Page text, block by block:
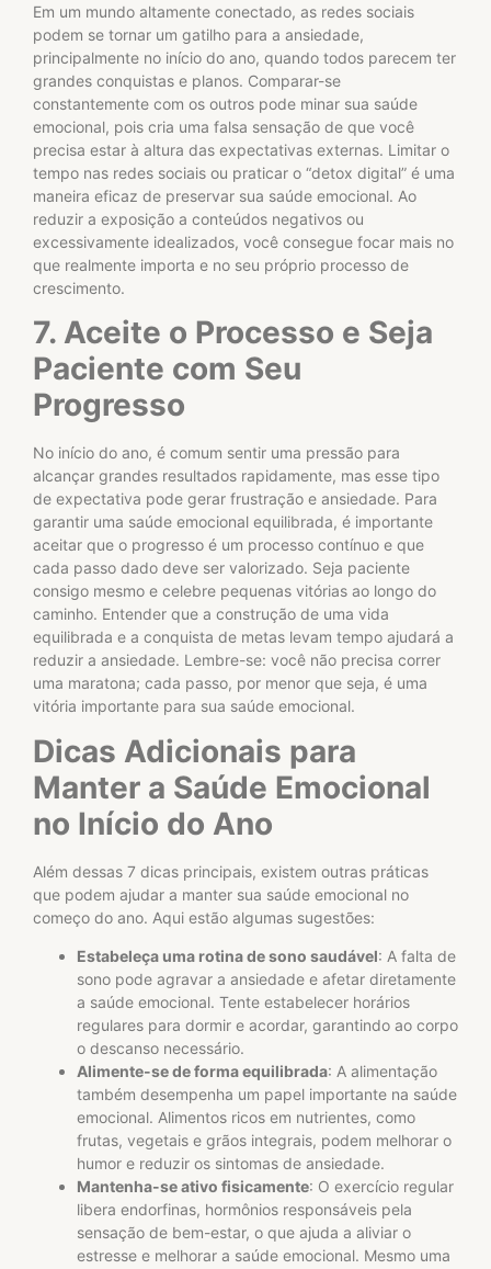
Em um mundo altamente conectado, as redes sociais
podem se tornar um gatilho para a ansiedade,
principalmente no início do ano, quando todos parecem ter
grandes conquistas e planos. Comparar-se
constantemente com os outros pode minar sua saúde
emocional, pois cria uma falsa sensação de que você
precisa estar à altura das expectativas externas. Limitar o
tempo nas redes sociais ou praticar o “detox digital” é uma
maneira eficaz de preservar sua saúde emocional. Ao
reduzir a exposição a conteúdos negativos ou
excessivamente idealizados, você consegue focar mais no
que realmente importa e no seu próprio processo de
crescimento.
7. Aceite o Processo e Seja
Paciente com Seu
Progresso
No início do ano, é comum sentir uma pressão para
alcançar grandes resultados rapidamente, mas esse tipo
de expectativa pode gerar frustração e ansiedade. Para
garantir uma saúde emocional equilibrada, é importante
aceitar que o progresso é um processo contínuo e que
cada passo dado deve ser valorizado. Seja paciente
consigo mesmo e celebre pequenas vitórias ao longo do
caminho. Entender que a construção de uma vida
equilibrada e a conquista de metas levam tempo ajudará a
reduzir a ansiedade. Lembre-se: você não precisa correr
uma maratona; cada passo, por menor que seja, é uma
vitória importante para sua saúde emocional.
Dicas Adicionais para
Manter a Saúde Emocional
no Início do Ano
Além dessas 7 dicas principais, existem outras práticas
que podem ajudar a manter sua saúde emocional no
começo do ano. Aqui estão algumas sugestões:
Estabeleça uma rotina de sono saudável: A falta de
sono pode agravar a ansiedade e afetar diretamente
a saúde emocional. Tente estabelecer horários
regulares para dormir e acordar, garantindo ao corpo
o descanso necessário.
Alimente-se de forma equilibrada: A alimentação
também desempenha um papel importante na saúde
emocional. Alimentos ricos em nutrientes, como
frutas, vegetais e grãos integrais, podem melhorar o
humor e reduzir os sintomas de ansiedade.
Mantenha-se ativo fisicamente: O exercício regular
libera endorfinas, hormônios responsáveis pela
sensação de bem-estar, o que ajuda a aliviar o
estresse e melhorar a saúde emocional. Mesmo uma